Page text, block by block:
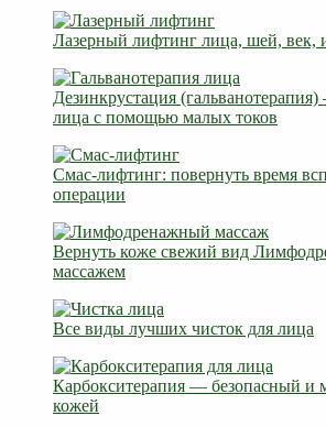
Лазерный лифтинг лица, шей, век,
Дезинкрустация
лица с помощью малых токов
Смас-лифтинг: повернуть время
операции
Вернуть коже свежий вид
массажем
Все виды лучших чисток для лица
Карбокситерапия — безопасный и
кожей